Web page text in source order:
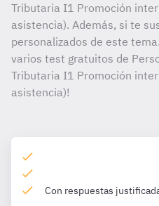
Tributaria I1 Promoción
asistencia). Además, si te
personalizados de este
varios test gratuitos de
Tributaria I1 Promoción
asistencia)!
Con respuestas